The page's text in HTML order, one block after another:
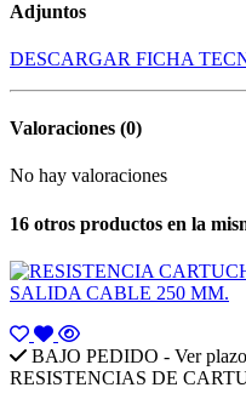
Adjuntos
DESCARGAR FICHA
Valoraciones (0)
No hay valoraciones
16 otros productos en la
BAJO PEDIDO - Ver
RESISTENCIAS DE